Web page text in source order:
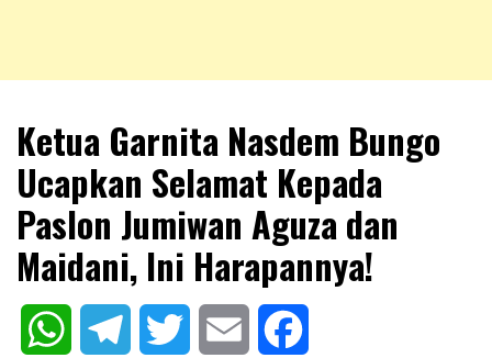
NKRIPOST
Ketua Garnita Nasdem Bungo
Ucapkan Selamat Kepada
Paslon Jumiwan Aguza dan
Maidani, Ini Harapannya!
WhatsAppTelegram Twitter Email